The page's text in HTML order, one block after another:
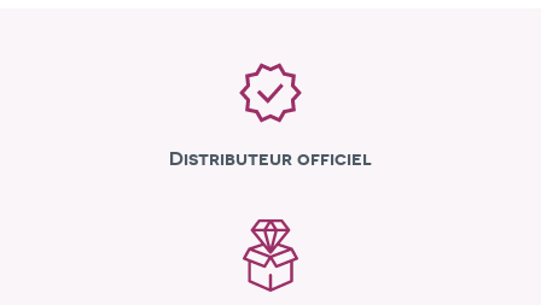
Distributeur officiel